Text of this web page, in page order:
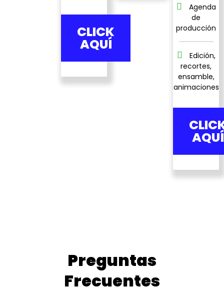
CLICK
AQUÍ
Agenda
de
producción
Edición,
recortes,
ensamble,
animaciones
AQUÍ
Preguntas
Frecuentes